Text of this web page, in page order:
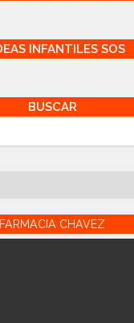
INFANTILES SOS
BUSCAR
FARMACIA CHAVEZ